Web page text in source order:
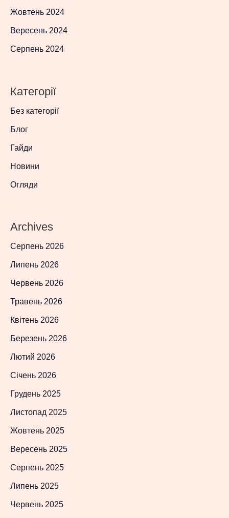
Жовтень 2024
Вересень 2024
Серпень 2024
Категорії
Без категорії
Блог
Гайди
Новини
Огляди
Archives
Серпень 2026
Липень 2026
Червень 2026
Травень 2026
Квітень 2026
Березень 2026
Лютий 2026
Січень 2026
Грудень 2025
Листопад 2025
Жовтень 2025
Вересень 2025
Серпень 2025
Липень 2025
Червень 2025